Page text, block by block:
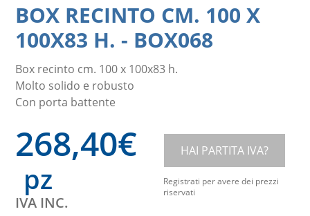
BOX RECINTO CM. 100 X
100X83 H. - BOX068
Box recinto cm. 100 x 100x83 h.
Molto solido e robusto
Con porta battente
268,40€
pz
IVA INC.
HAI PARTITA IVA?
Registrati per avere dei prezzi
riservati